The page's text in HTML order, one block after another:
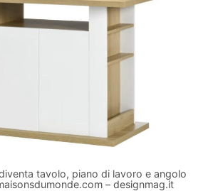
diventa tavolo, piano di lavoro e angolo
– designmag.it